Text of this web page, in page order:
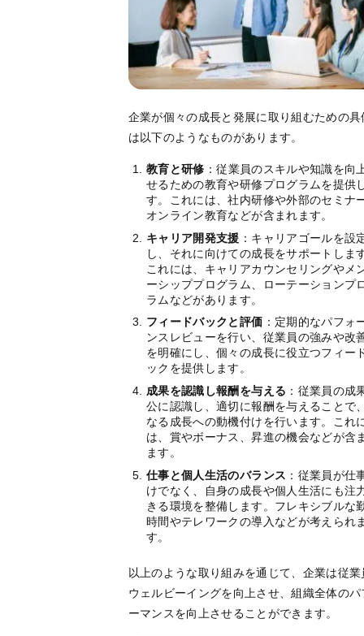
企業が個々の成長と発展に取り組むための具
は以下のようなものがあります。
教育と研修 ：従業員のスキルや知識を向
せるための教育や研修プログラムを提供
す。これには、社内研修や外部のセミナ
オンライン教育などが含まれます。
キャリア開発支援 ：キャリアゴールを設
し、それに向けての成長をサポートしま
これには、キャリアカウンセリングやメ
ーシッププログラム、ローテーションプ
ラムなどがあります。
フィードバックと評価 ：定期的なパフォ
ンスレビューを行い、従業員の強みや改
を明確にし、個々の成長に役立つフィー
ックを提供します。
成果を認識し報酬を与える ：従業員の成
公に認識し、適切に報酬を与えることで
なる成長への動機付けを行います。これ
は、賞やボーナス、昇進の機会などが含
ます。
仕事と個人生活のバランス ：従業員が仕
けでなく、自身の成長や個人生活にも注
きる環境を整備します。フレキシブルな
時間やテレワークの導入などが考えられ
す。
以上のような取り組みを通じて、企業は従業
ウェルビーイングを向上させ、組織全体のパ
ーマンスを向上させることができます。